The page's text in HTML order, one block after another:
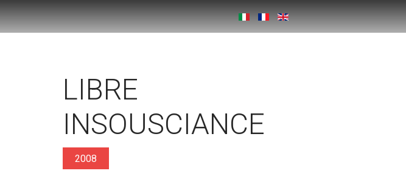
LIBRE
INSOUSCIANCE
2008